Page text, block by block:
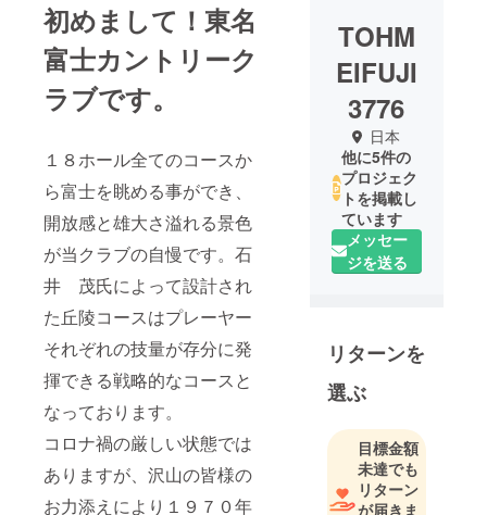
初めまして！東名
富士カントリーク
ラブです。
１８ホール全てのコースか
ら富士を眺める事ができ、
開放感と雄大さ溢れる景色
が当クラブの自慢です。石
井 茂氏によって設計され
た丘陵コースはプレーヤー
それぞれの技量が存分に発
揮できる戦略的なコースと
なっております。
コロナ禍の厳しい状態では
ありますが、沢山の皆様の
お力添えにより１９７０年
TOHM
EIFUJI
3776
日本
他に5件の
プロジェク
トを掲載し
ています
メッセー
ジを送る
リターンを
選ぶ
目標金額
未達でも
リターン
が届きま